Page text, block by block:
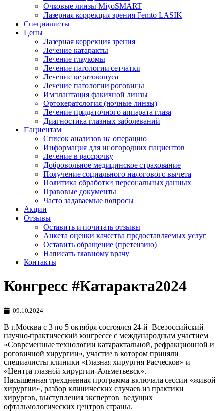
Очковые линзы MiyoSMART
Лазерная коррекция зрения Femto LASIK
Специалисты
Цены
Лазерная коррекция зрения
Лечение катаракты
Лечение глаукомы
Лечение патологии сетчатки
Лечение кератоконуса
Лечение патологии роговицы
Имплантация факичной линзы
Ортокератология (ночные линзы)
Лечение придаточного аппарата глаза
Диагностика глазных заболеваний
Пациентам
Список анализов на операцию
Информация для иногородних пациентов
Лечение в рассрочку
Добровольное медицинское страхование
Получение социального налогового вычета
Политика обработки персональных данных
Правовые документы
Часто задаваемые вопросы
Акции
Отзывы
Оставить и почитать отзывы
Анкета оценки качества предоставляемых услуг
Оставить обращение (претензию)
Написать главному врачу
Контакты
Конгресс #Катаракта2024
09.10.2024
В г.Москва с 3 по 5 октября состоялся 24-й Всероссийский
научно-практический конгрессе с международным участием
«Современные технологии катарактальной, рефракционной и
роговичной хирургии», участие в котором приняли
специалисты клиники «Глазная хирургия Расческов» и
«Центра глазной хирургии-Альметьевск».
Насыщенная трехдневная программа включала сессии «живой
хирургии», разбор клинических случаев из практики
хирургов, выступления экспертов ведущих
офтальмологических центров страны.